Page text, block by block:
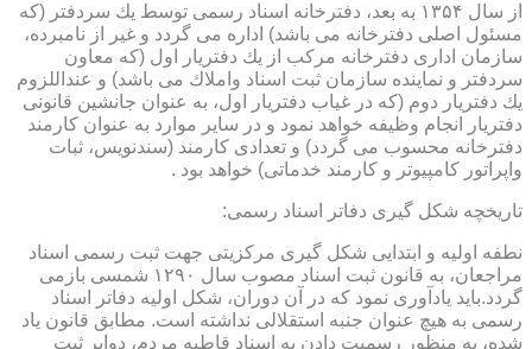
از سال ۱۳۵۴ به بعد، دفترخانه اسناد رسمی توسط یك سردفتر (كه
مسئول اصلی دفترخانه می باشد) اداره می گردد و غیر از نامبرده،
سازمان اداری دفترخانه مركب از یك دفتریار اول (كه معاون
سردفتر و نماینده سازمان ثبت اسناد واملاك می باشد) و عنداللزوم
یك دفتریار دوم (كه در غیاب دفتریار اول، به عنوان جانشین قانونی
دفتریار انجام وظیفه خواهد نمود و در سایر موارد به عنوان كارمند
دفترخانه محسوب می گردد) و تعدادی كارمند (سندنویس، ثبات
واپراتور كامپیوتر و كارمند خدماتی) خواهد بود .
تاریخچه شكل گیری دفاتر اسناد رسمی:
نطفه اولیه و ابتدایی شكل گیری مركزیتی جهت ثبت رسمی اسناد
مراجعان، به قانون ثبت اسناد مصوب سال ۱۲۹۰ شمسی بازمی
گردد.باید یادآوری نمود كه در آن دوران، شكل اولیه دفاتر اسناد
رسمی به هیچ عنوان جنبه استقلالی نداشته است. مطابق قانون یاد
شده، به منظور رسمیت دادن به اسناد قاطبه مردم، دوایر ثبت